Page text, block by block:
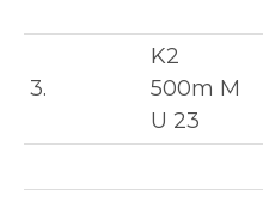
3.
K2
500m M
U 23